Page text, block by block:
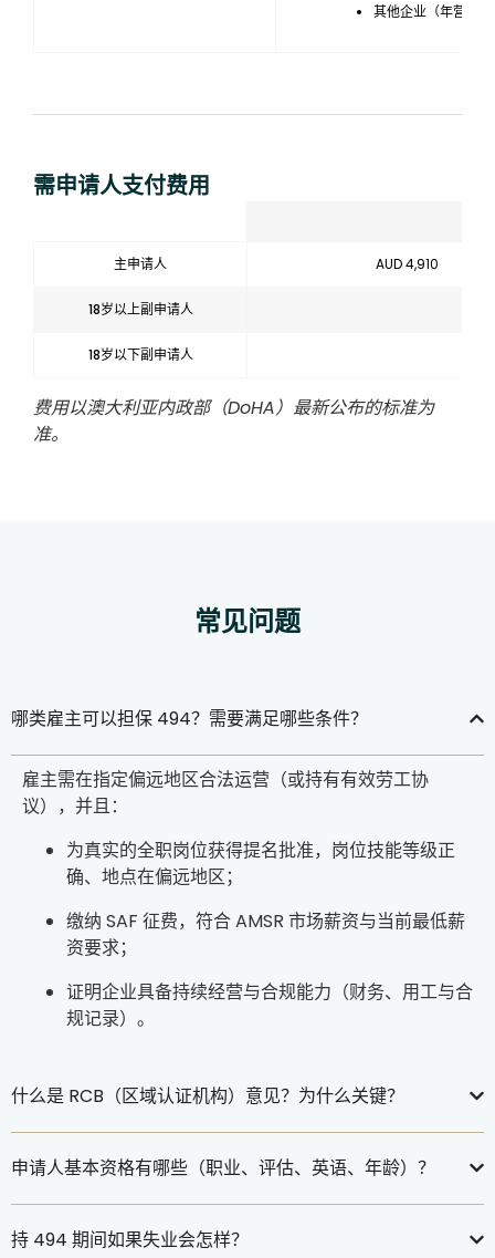
其他企业（年营业
需申请人支付费用
主申请人
18岁以上副申请人
18岁以下副申请人
费用以澳大利亚内政部（DoHA）最新公布的标准为
准。
常见问题
哪类雇主可以担保 494？需要满足哪些条件？
雇主需在指定偏远地区合法运营（或持有有效劳工协
议），并且：
为真实的全职岗位获得提名批准，岗位技能等级正
确、地点在偏远地区；
缴纳 SAF 征费，符合AMSR 市场薪资与当前最低薪
资要求；
证明企业具备持续经营与合规能力（财务、用工与合
规记录）。
什么是 RCB（区域认证机构）意见？为什么关键？
申请人基本资格有哪些（职业、评估、英语、年龄）？
持 494 期间如果失业会怎样？